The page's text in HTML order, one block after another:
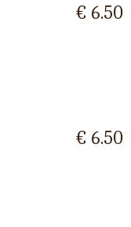
€ 6.50
€ 6.50